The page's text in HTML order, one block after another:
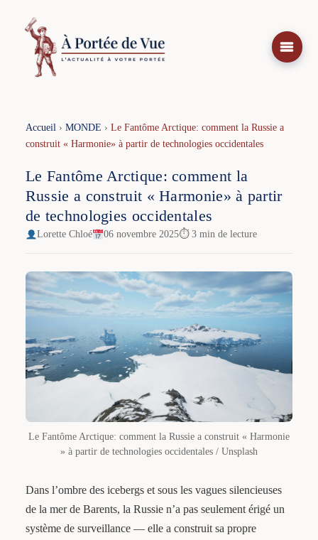
contenu
Accueil› MONDE › Le Fantôme Arctique: comment la Russie a
construit « Harmonie» à partir de technologies occidentales
Le Fantôme Arctique: comment la
Russie a construit « Harmonie» à partir
de technologies occidentales
Lorette Chloé 06 novembre 2025⏱ 3 min de lecture
Le Fantôme Arctique: comment la Russie a construit « Harmonie
» à partir de technologies occidentales / Unsplash
Dans l’ombre des icebergs et sous les vagues silencieuses
de la mer de Barents, la Russie n’a pas seulement érigé un
système de surveillance — elle a construit sa propre